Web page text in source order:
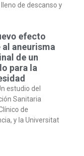
de descanso y
efecto
aneurisma
de un
para la
estudio del
Sanitaria
de
y la Universitat